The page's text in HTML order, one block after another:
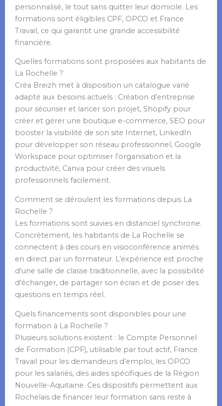
personnalisé, le tout sans quitter leur domicile. Les
formations sont éligibles CPF, OPCO et France
Travail, ce qui garantit une grande accessibilité
financière.
Quelles formations sont proposées aux habitants de
La Rochelle ?
Créa Breizh met à disposition un catalogue varié
adapté aux besoins actuels : Création d’entreprise
pour sécuriser et lancer son projet, Shopify pour
créer et gérer une boutique e-commerce, SEO pour
booster la visibilité de son site Internet, LinkedIn
pour développer son réseau professionnel, Google
Workspace pour optimiser l’organisation et la
productivité, Canva pour créer des visuels
professionnels facilement.
Comment se déroulent les formations depuis La
Rochelle ?
Les formations sont suivies en distanciel synchrone.
Concrètement, les habitants de La Rochelle se
connectent à des cours en visioconférence animés
en direct par un formateur. L’expérience est proche
d’une salle de classe traditionnelle, avec la possibilité
d’échanger, de partager son écran et de poser des
questions en temps réel.
Quels financements sont disponibles pour une
formation à La Rochelle ?
Plusieurs solutions existent : le Compte Personnel
de Formation (CPF), utilisable par tout actif, France
Travail pour les demandeurs d’emploi, les OPCO
pour les salariés, des aides spécifiques de la Région
Nouvelle-Aquitaine. Ces dispositifs permettent aux
Rochelais de financer leur formation sans reste à